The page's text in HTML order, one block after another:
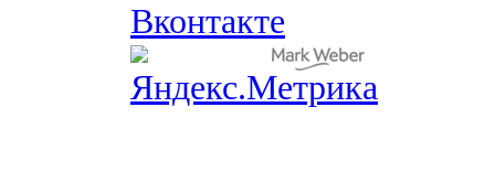
Вконтакте